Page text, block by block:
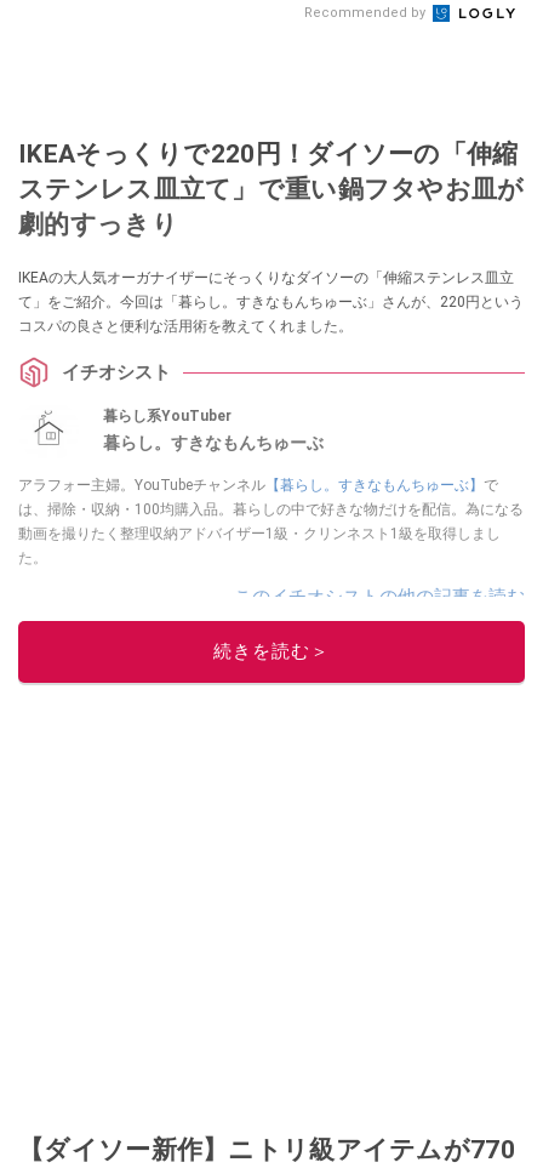
Recommended by
IKEAそっくりで220円！ダイソーの「伸縮
ステンレス皿立て」で重い鍋フタやお皿が
劇的すっきり
IKEAの大人気オーガナイザーにそっくりなダイソーの「伸縮ステンレス皿立
て」をご紹介。今回は「暮らし。すきなもんちゅーぶ」さんが、220円という
コスパの良さと便利な活用術を教えてくれました。
イチオシスト
暮らし系YouTuber
暮らし。すきなもんちゅーぶ
アラフォー主婦。YouTubeチャンネル 【暮らし。すきなもんちゅーぶ】 で
は、掃除・収納・100均購入品。暮らしの中で好きな物だけを配信。為になる
動画を撮りたく整理収納アドバイザー1級・クリンネスト1級を取得しまし
た。
このイチオシストの他の記事を読む
続きを読む＞
【ダイソー新作】ニトリ級アイテムが770